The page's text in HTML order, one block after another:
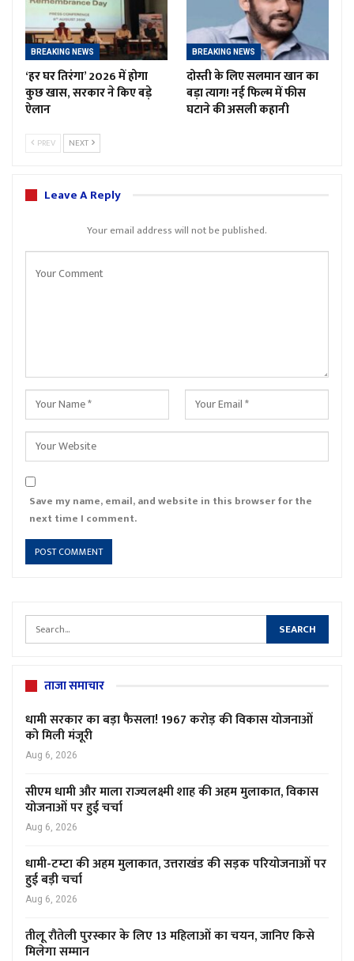
BREAKING NEWS
‘हर घर तिरंगा’ 2026 में होगा
कुछ खास, सरकार ने किए बड़े
ऐलान
BREAKING NEWS
दोस्ती के लिए सलमान खान का
बड़ा त्याग! नई फिल्म में फीस
घटाने की असली कहानी
PREV NEXT
Leave A Reply
Your email address will not be published.
Save my name, email, and website in this browser for the
next time I comment.
ताजा समाचार
धामी सरकार का बड़ा फैसला! 1967 करोड़ की विकास योजनाओं
को मिली मंजूरी
Aug 6, 2026
सीएम धामी और माला राज्यलक्ष्मी शाह की अहम मुलाकात, विकास
योजनाओं पर हुई चर्चा
Aug 6, 2026
धामी-टम्टा की अहम मुलाकात, उत्तराखंड की सड़क परियोजनाओं पर
हुई बड़ी चर्चा
Aug 6, 2026
तीलू रौतेली पुरस्कार के लिए 13 महिलाओं का चयन, जानिए किसे
मिलेगा सम्मान